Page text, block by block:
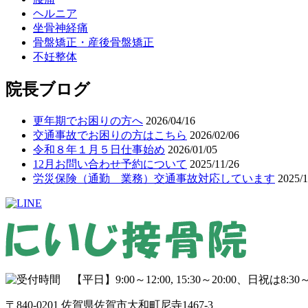
ヘルニア
坐骨神経痛
骨盤矯正・産後骨盤矯正
不妊整体
院長ブログ
更年期でお困りの方へ 2026/04/16
交通事故でお困りの方はこちら 2026/02/06
令和８年１月５日仕事始め 2026/01/05
12月お問い合わせ予約について 2025/11/26
労災保険（通勤 業務）交通事故対応しています 2025/
〒840-0201 佐賀県佐賀市大和町尼寺1467-3